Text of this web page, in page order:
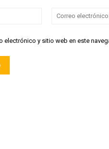
Nombre:*
electrónico y sitio web en este